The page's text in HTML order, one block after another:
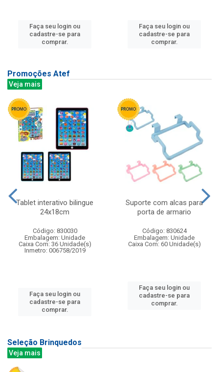
Faça seu login ou
cadastre-se para
comprar.
Faça seu login ou
cadastre-se para
comprar.
Promoções Atef
Veja mais
Tablet interativo bilingue
24x18cm
Código: 830030
Embalagem: Unidade
Caixa Com: 36 Unidade(s)
Inmetro: 006758/2019
Faça seu login ou
cadastre-se para
comprar.
Suporte com alcas para
porta de armario
Código: 830624
Embalagem: Unidade
Caixa Com: 60 Unidade(s)
Faça seu login ou
cadastre-se para
comprar.
Seleção Brinquedos
Veja mais